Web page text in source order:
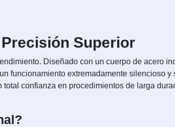
Superior
Diseñado con un cuerpo de acero
funcionamiento extremadamente silencioso y
confianza en procedimientos de larga